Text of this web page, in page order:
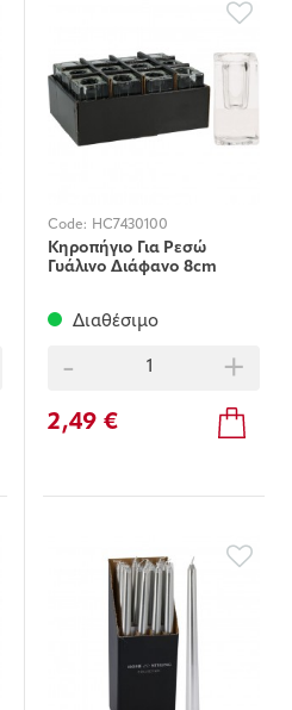
Code: HC7430100
Κηροπήγιο Για Ρεσώ
Γυάλινο Διάφανο 8cm
Διαθέσιμο
- +
2,49 €